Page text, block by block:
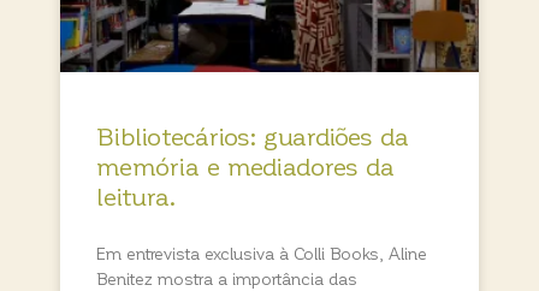
Bibliotecários: guardiões da
memória e mediadores da
leitura.
Em entrevista exclusiva à Colli Books, Aline
Benitez mostra a importância das